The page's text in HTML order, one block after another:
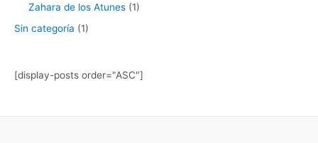
Zahara de los Atunes (1)
Sin categoría (1)
[display-posts order="ASC"]